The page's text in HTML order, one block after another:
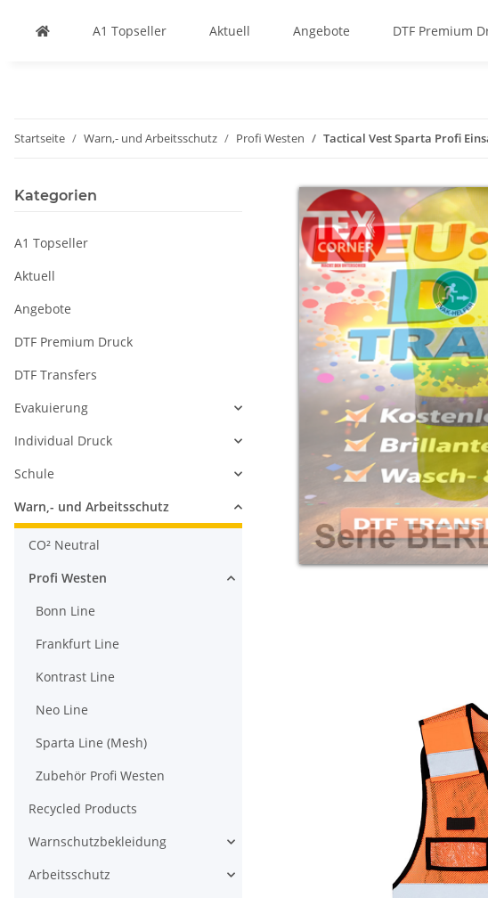
A1 Topseller Aktuell Angebote DTF Premium
Startseite Warn,- und Arbeitsschutz Profi Westen Tactical Vest Sparta Profi
Kategorien
A1 Topseller
Aktuell
Angebote
DTF Premium Druck
DTF Transfers
Evakuierung
Individual Druck
Schule
Warn,- und Arbeitsschutz
CO² Neutral
Profi Westen
Bonn Line
Frankfurt Line
Kontrast Line
Neo Line
Sparta Line (Mesh)
Zubehör Profi Westen
Recycled Products
Warnschutzbekleidung
Arbeitsschutz